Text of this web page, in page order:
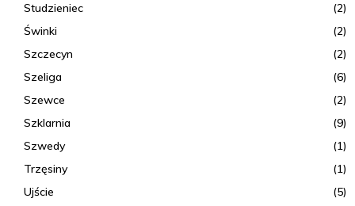
Studzieniec
(2)
Świnki
(2)
Szczecyn
(2)
Szeliga
(6)
Szewce
(2)
Szklarnia
(9)
Szwedy
(1)
Trzęsiny
(1)
Ujście
(5)